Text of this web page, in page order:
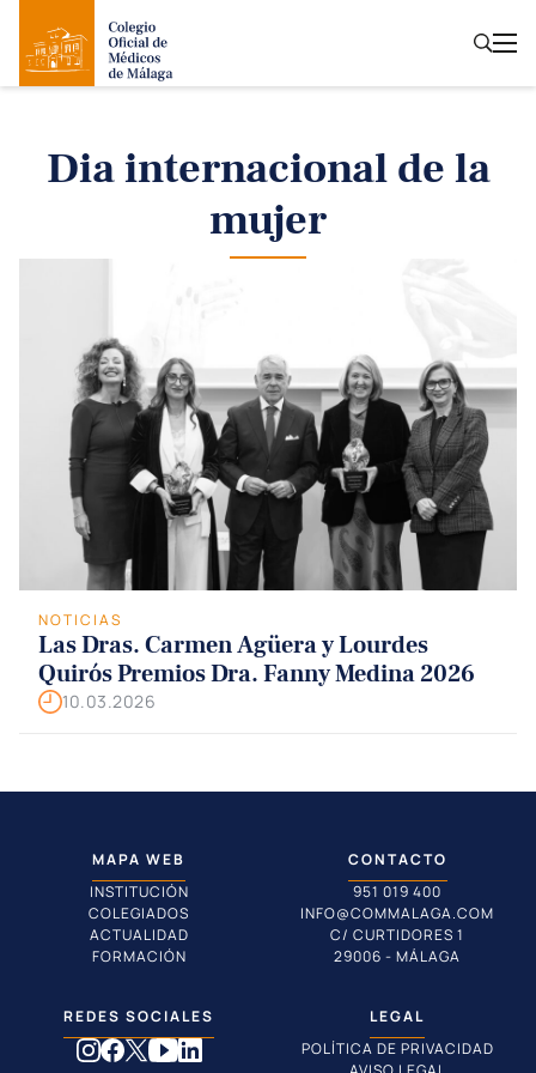
Dia internacional de la
mujer
NOTICIAS
Las Dras. Carmen Agüera y Lourdes
Quirós Premios Dra. Fanny Medina 2026
10.03.2026
MAPA WEB
INSTITUCIÓN
COLEGIADOS
ACTUALIDAD
FORMACIÓN
CONTACTO
951 019 400
INFO@COMMALAGA.COM
C/ CURTIDORES 1
29006 - MÁLAGA
REDES SOCIALES
LEGAL
POLÍTICA DE PRIVACIDAD